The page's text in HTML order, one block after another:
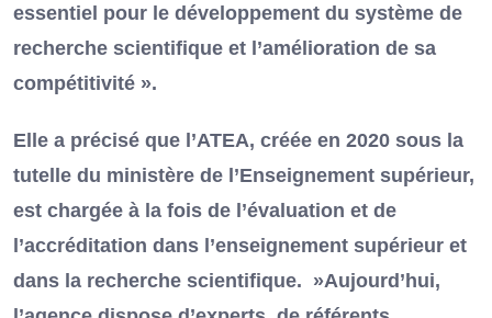
essentiel pour le développement du système de
recherche scientifique et l’amélioration de sa
compétitivité ».
Elle a précisé que l’ATEA, créée en 2020 sous la
tutelle du ministère de l’Enseignement supérieur,
est chargée à la fois de l’évaluation et de
l’accréditation dans l’enseignement supérieur et
dans la recherche scientifique. »Aujourd’hui,